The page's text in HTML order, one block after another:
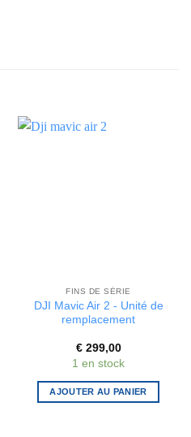
FINS DE SÉRIE
DJI Mavic Air 2 - Unité de
remplacement
€299,00
1 en stock
AJOUTER AU PANIER